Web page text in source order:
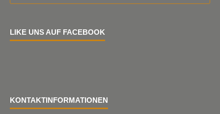
LIKE UNS AUF FACEBOOK
KONTAKTINFORMATIONEN